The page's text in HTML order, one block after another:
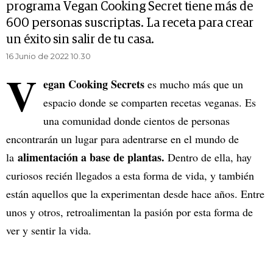
programa Vegan Cooking Secret tiene más de
600 personas suscriptas. La receta para crear
un éxito sin salir de tu casa.
16 Junio de 2022 10.30
V egan Cooking Secrets es mucho más que un
espacio donde se comparten recetas veganas. Es
una comunidad donde cientos de personas
encontrarán un lugar para adentrarse en el mundo de
la alimentación a base de plantas. Dentro de ella, hay
curiosos recién llegados a esta forma de vida, y también
están aquellos que la experimentan desde hace años. Entre
unos y otros, retroalimentan la pasión por esta forma de
ver y sentir la vida.